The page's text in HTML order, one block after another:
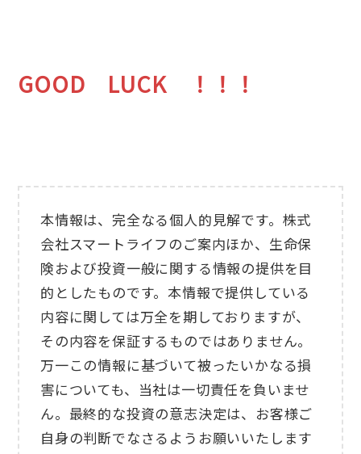
GOOD LUCK ！！！
本情報は、完全なる個人的見解です。株式
会社スマートライフのご案内ほか、生命保
険および投資一般に関する情報の提供を目
的としたものです。本情報で提供している
内容に関しては万全を期しておりますが、
その内容を保証するものではありません。
万一この情報に基づいて被ったいかなる損
害についても、当社は一切責任を負いませ
ん。最終的な投資の意志決定は、お客様ご
自身の判断でなさるようお願いいたします